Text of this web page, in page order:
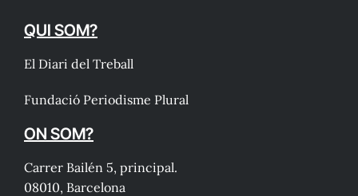
QUI SOM?
El Diari del Treball
Fundació Periodisme Plural
ON SOM?
Carrer Bailén 5, principal.
08010, Barcelona